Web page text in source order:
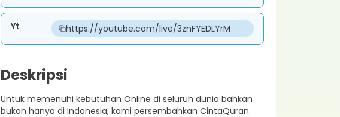
Yt https://youtube.com/live/3znFYEDLYrM
Deskripsi
Untuk memenuhi kebutuhan Online di seluruh dunia bahkan
bukan hanya di Indonesia, kami persembahkan CintaQuran